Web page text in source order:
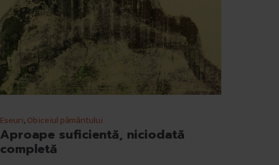
Eseuri,Obiceiul pământului
Aproape suficientă, niciodată
completă